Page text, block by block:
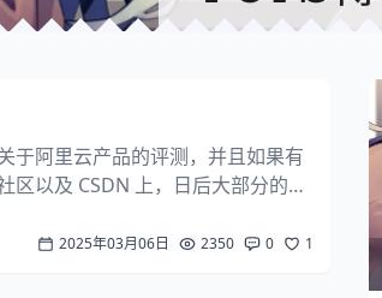
于阿里云产品的评测，并且如果有
以及 CSDN 上，日后大部分的内
2025年03月06日 2350 0 1